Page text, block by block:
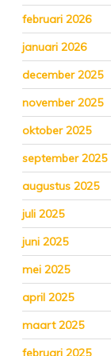
februari 2026
januari 2026
december 2025
november 2025
oktober 2025
september 2025
augustus 2025
juli 2025
juni 2025
mei 2025
april 2025
maart 2025
februari 2025